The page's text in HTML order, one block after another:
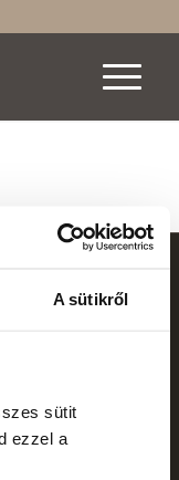
A sütikről
sütit
ezzel a
védelem
MNB engedély